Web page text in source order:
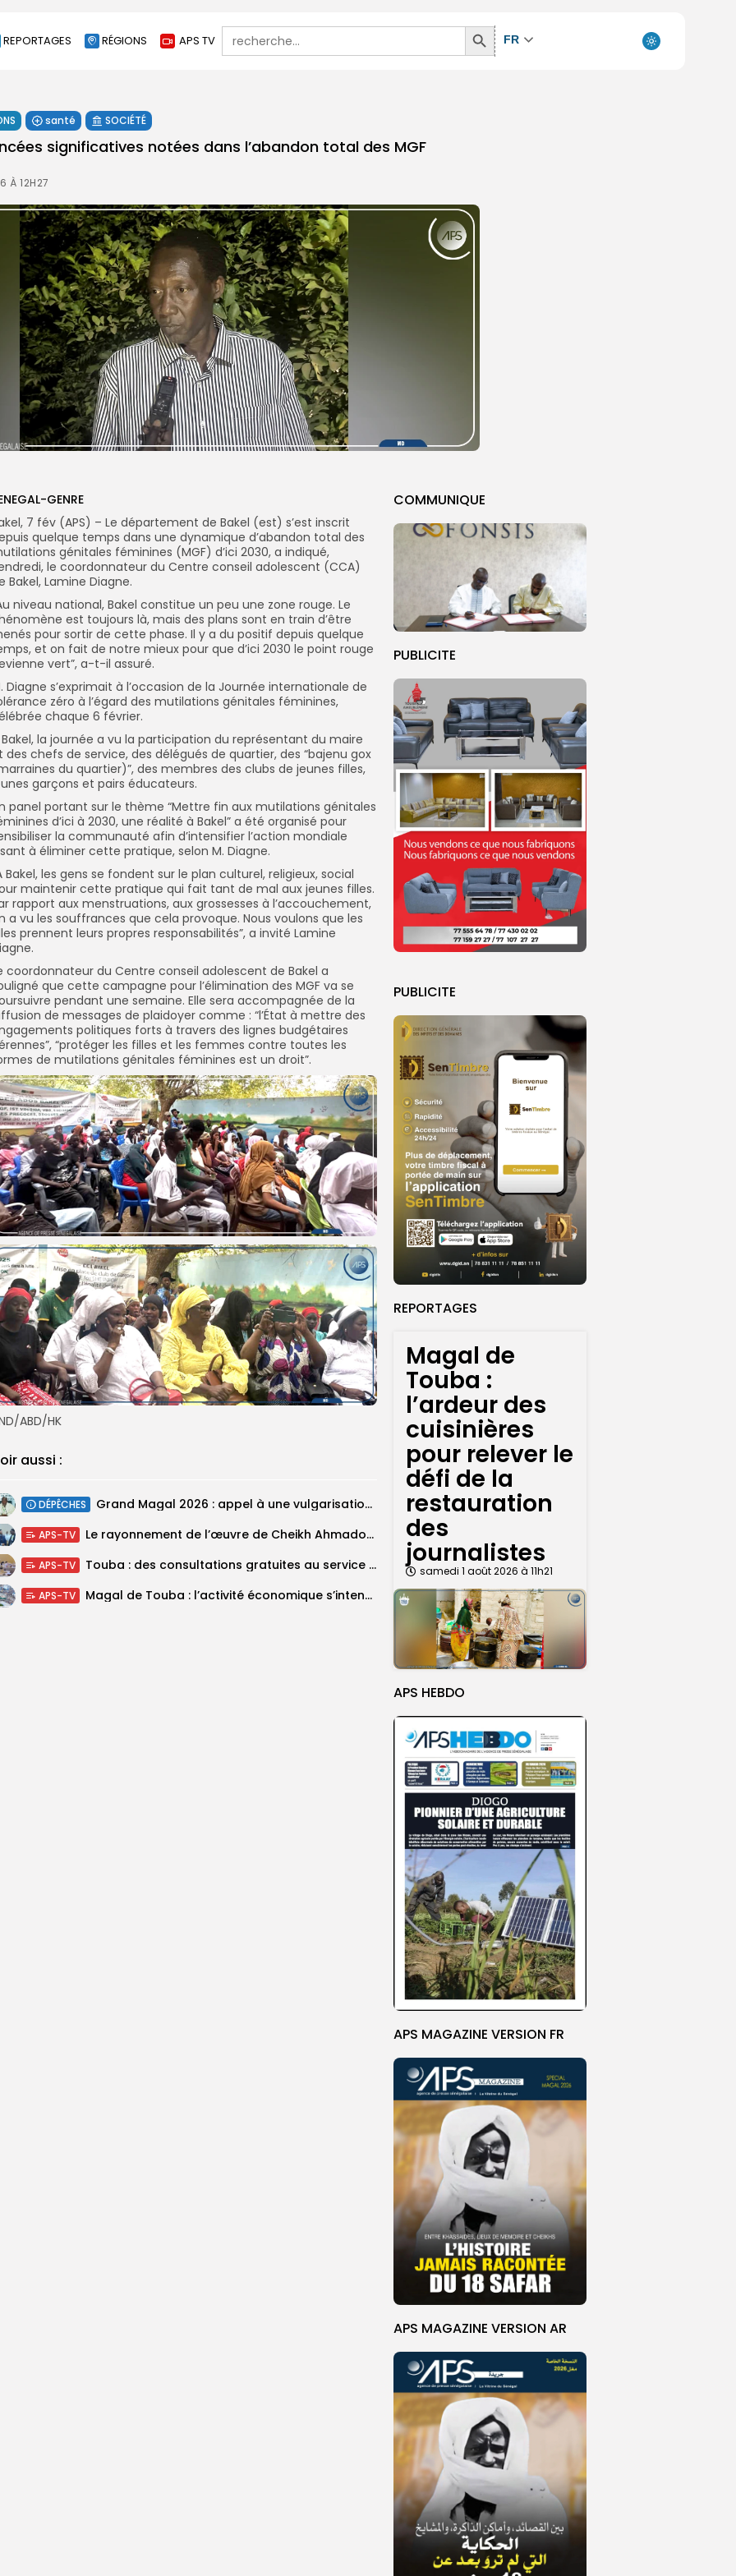
REPORTAGES RÉGIONS APS TV
Search
for:
Search
Button
FR
santé SOCIÉTÉ
significatives notées dans l’abandon total des MGF
À 12H27
COMMUNIQUE
PUBLICITE
PUBLICITE
REPORTAGES
Magal de
Touba :
l’ardeur des
cuisinières
pour relever le
défi de la
restauration
des
journalistes
samedi 1 août 2026 à 11h21
APS HEBDO
APS MAGAZINE VERSION FR
APS MAGAZINE VERSION AR
GENRE
7 fév (APS) – Le département de Bakel (est) s’est inscrit
quelque temps dans une dynamique d’abandon total des
génitales féminines (MGF) d’ici 2030, a indiqué,
le coordonnateur du Centre conseil adolescent (CCA)
Bakel, Lamine Diagne.
niveau national, Bakel constitue un peu une zone rouge. Le
est toujours là, mais des plans sont en train d’être
pour sortir de cette phase. Il y a du positif depuis quelque
et on fait de notre mieux pour que d’ici 2030 le point rouge
vert”, a-t-il assuré.
Diagne s’exprimait à l’occasion de la Journée internationale de
zéro à l’égard des mutilations génitales féminines,
chaque 6 février.
Bakel, la journée a vu la participation du représentant du maire
des chefs de service, des délégués de quartier, des “bajenu gox
du quartier)”, des membres des clubs de jeunes filles,
garçons et pairs éducateurs.
panel portant sur le thème “Mettre fin aux mutilations génitales
d’ici à 2030, une réalité à Bakel” a été organisé pour
la communauté afin d’intensifier l’action mondiale
à éliminer cette pratique, selon M. Diagne.
Bakel, les gens se fondent sur le plan culturel, religieux, social
maintenir cette pratique qui fait tant de mal aux jeunes filles.
rapport aux menstruations, aux grossesses à l’accouchement,
a vu les souffrances que cela provoque. Nous voulons que les
prennent leurs propres responsabilités”, a invité Lamine
coordonnateur du Centre conseil adolescent de Bakel a
que cette campagne pour l’élimination des MGF va se
pendant une semaine. Elle sera accompagnée de la
de messages de plaidoyer comme : “l’État à mettre des
politiques forts à travers des lignes budgétaires
“protéger les filles et les femmes contre toutes les
de mutilations génitales féminines est un droit”.
ABD/HK
aussi :
DÉPÊCHES Grand Magal 2026 : appel à une vulgarisation du message universel de...
APS-TV Le rayonnement de l’œuvre de Cheikh Ahmadou Bamba au cœur des réflexions
APS-TV Touba : des consultations gratuites au service des populations
APS-TV Magal de Touba : l’activité économique s’intensifie à la veille de l’événement